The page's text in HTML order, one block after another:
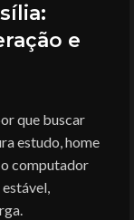
e
que buscar
estudo, home
computador